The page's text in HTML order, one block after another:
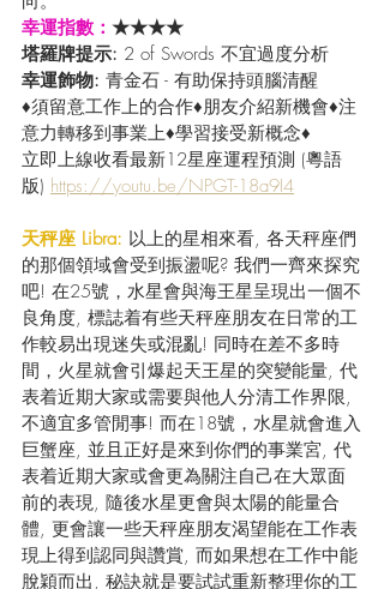
幸運指數： ★★★★
塔羅牌提示: 2 of Swords 不宜過度分析
幸運飾物: 青金石 - 有助保持頭腦清醒
♦須留意工作上的合作♦朋友介紹新機會♦注
意力轉移到事業上♦學習接受新概念♦
立即上線收看最新12星座運程預測 (粵語
版) https://youtu.be/NPGT-18a9I4
天秤座 Libra: 以上的星相來看, 各天秤座們
的那個領域會受到振盪呢? 我們一齊來探究
吧! 在25號，水星會與海王星呈現出一個不
良角度, 標誌着有些天秤座朋友在日常的工
作較易出現迷失或混亂! 同時在差不多時
間，火星就會引爆起天王星的突變能量, 代
表着近期大家或需要與他人分清工作界限,
不適宜多管閒事! 而在18號，水星就會進入
巨蟹座, 並且正好是來到你們的事業宮, 代
表着近期大家或會更為關注自己在大眾面
前的表現, 隨後水星更會與太陽的能量合
體, 更會讓一些天秤座朋友渴望能在工作表
現上得到認同與讚賞, 而如果想在工作中能
脫穎而出, 秘訣就是要試試重新整理你的工